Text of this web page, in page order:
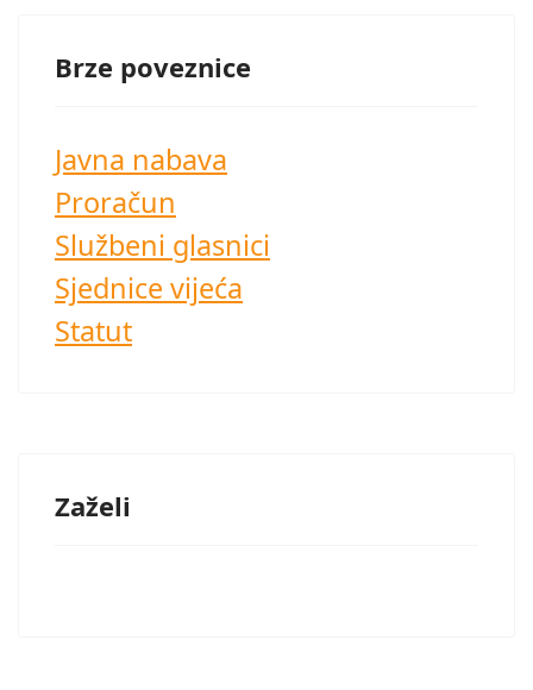
Brze poveznice
Javna nabava
Proračun
Službeni glasnici
Sjednice vijeća
Statut
Zaželi